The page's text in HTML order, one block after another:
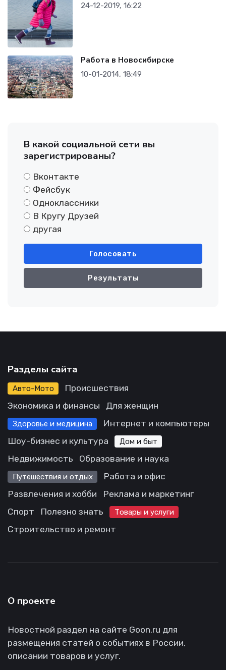
24-12-2019, 16:22
Работа в Новосибирске
10-01-2014, 18:49
В какой социальной сети вы
зарегистрированы?
Вконтакте
Фейсбук
Одноклассники
В Кругу Друзей
другая
Голосовать
Результаты
Разделы сайта
Авто-Мото
Происшествия
Экономика и финансы
Для женщин
Здоровье и медицина
Интернет и компьютеры
Шоу-бизнес и культура
Дом и быт
Недвижимость Образование и наука
Путешествия и отдых
Работа и офис
Развлечения и хобби
Реклама и маркетинг
Спорт
Полезно знать Товары и услуги
Строительство и ремонт
О проекте
Новостной раздел на сайте Goon.ru для
размещения статей о событиях в России,
описании товаров и услуг.